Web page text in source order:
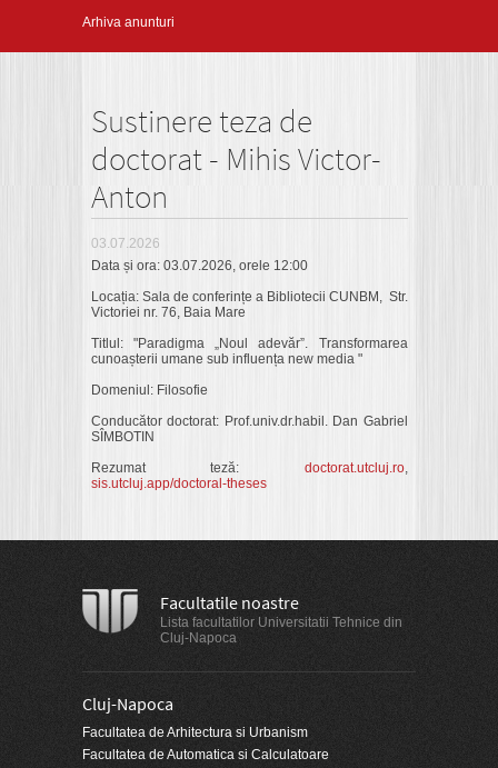
Arhiva anunturi
Sustinere teza de
doctorat - Mihis Victor-
Anton
03.07.2026
Data și ora: 03.07.2026, orele 12:00
Locația: Sala de conferințe a Bibliotecii CUNBM, Str.
Victoriei nr. 76, Baia Mare
Titlul: "Paradigma „Noul adevăr”. Transformarea
cunoașterii umane sub influența new media "
Domeniul: Filosofie
Conducător doctorat: Prof.univ.dr.habil. Dan Gabriel
SÎMBOTIN
Rezumat teză: doctorat.utcluj.ro,
sis.utcluj.app/doctoral-theses
Facultatile noastre
Lista facultatilor Universitatii Tehnice din
Cluj-Napoca
Cluj-Napoca
Facultatea de Arhitectura si Urbanism
Facultatea de Automatica si Calculatoare